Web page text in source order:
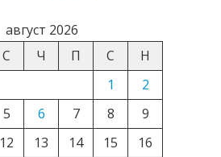
август 2026
С Ч П С
Н
1
2
5 6 7 8
9
12 13 14 15
16